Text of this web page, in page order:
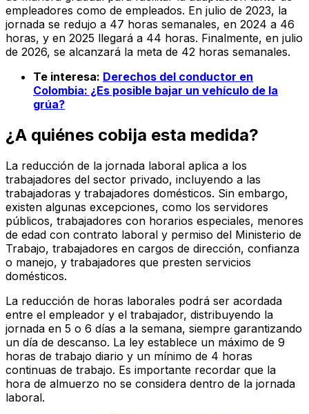
empleadores como de empleados. En julio de 2023, la
jornada se redujo a 47 horas semanales, en 2024 a 46
horas, y en 2025 llegará a 44 horas. Finalmente, en julio
de 2026, se alcanzará la meta de 42 horas semanales.
Te interesa: Derechos del conductor en
Colombia: ¿Es posible bajar un vehículo de la
grúa?
¿A quiénes cobija esta medida?
La reducción de la jornada laboral aplica a los
trabajadores del sector privado, incluyendo a las
trabajadoras y trabajadores domésticos. Sin embargo,
existen algunas excepciones, como los servidores
públicos, trabajadores con horarios especiales, menores
de edad con contrato laboral y permiso del Ministerio de
Trabajo, trabajadores en cargos de dirección, confianza
o manejo, y trabajadores que presten servicios
domésticos.
La reducción de horas laborales podrá ser acordada
entre el empleador y el trabajador, distribuyendo la
jornada en 5 o 6 días a la semana, siempre garantizando
un día de descanso. La ley establece un máximo de 9
horas de trabajo diario y un mínimo de 4 horas
continuas de trabajo. Es importante recordar que la
hora de almuerzo no se considera dentro de la jornada
laboral.